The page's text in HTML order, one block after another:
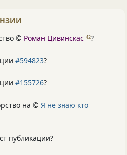
© Роман Цивинскас 42?
#594823?
#155726?
на © Я не знаю кто
публикации?